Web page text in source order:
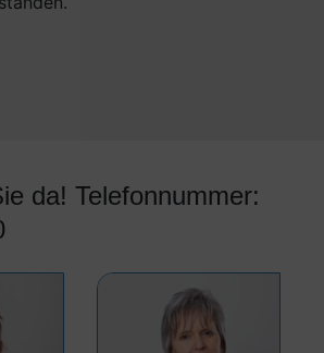
da! Telefonnummer: